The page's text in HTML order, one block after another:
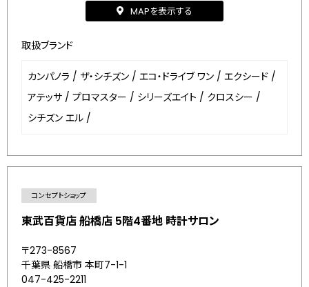
MAPを表示する
取扱ブランド
カンパノラ / ザ・シチズン / エコ・ドライブ ワン / エクシード /
アテッサ / プロマスター / シリーズエイト / クロスシー /
シチズン エル /
コンセプトショップ
東武百貨店 船橋店 5階4番地 時計サロン
〒273-8567
千葉県 船橋市 本町7-1-1
047-425-2211